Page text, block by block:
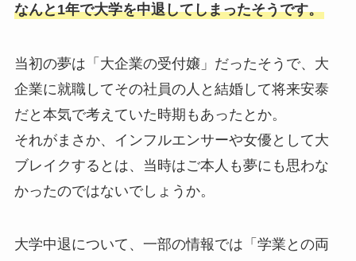
なんと1年で大学を中退してしまったそうです。
当初の夢は「大企業の受付嬢」だったそうで、大
企業に就職してその社員の人と結婚して将来安泰
だと本気で考えていた時期もあったとか。
それがまさか、インフルエンサーや女優として大
ブレイクするとは、当時はご本人も夢にも思わな
かったのではないでしょうか。
大学中退について、一部の情報では「学業との両